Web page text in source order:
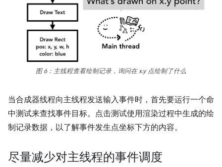
图 6：主线程查看绘制记录，询问在 x.y 点绘制了什么
当合成器线程向主线程发送输入事件时，首先要运行一个命
中测试来查找事件目标。点击测试使用渲染过程中生成的绘
制记录数据，以了解事件发生点坐标下方的内容。
尽量减少对主线程的事件调度